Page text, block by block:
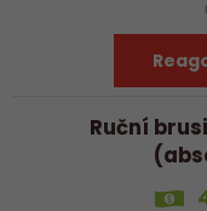
Ruční